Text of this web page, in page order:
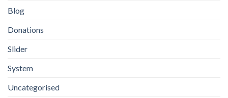
Blog
Donations
Slider
System
Uncategorised